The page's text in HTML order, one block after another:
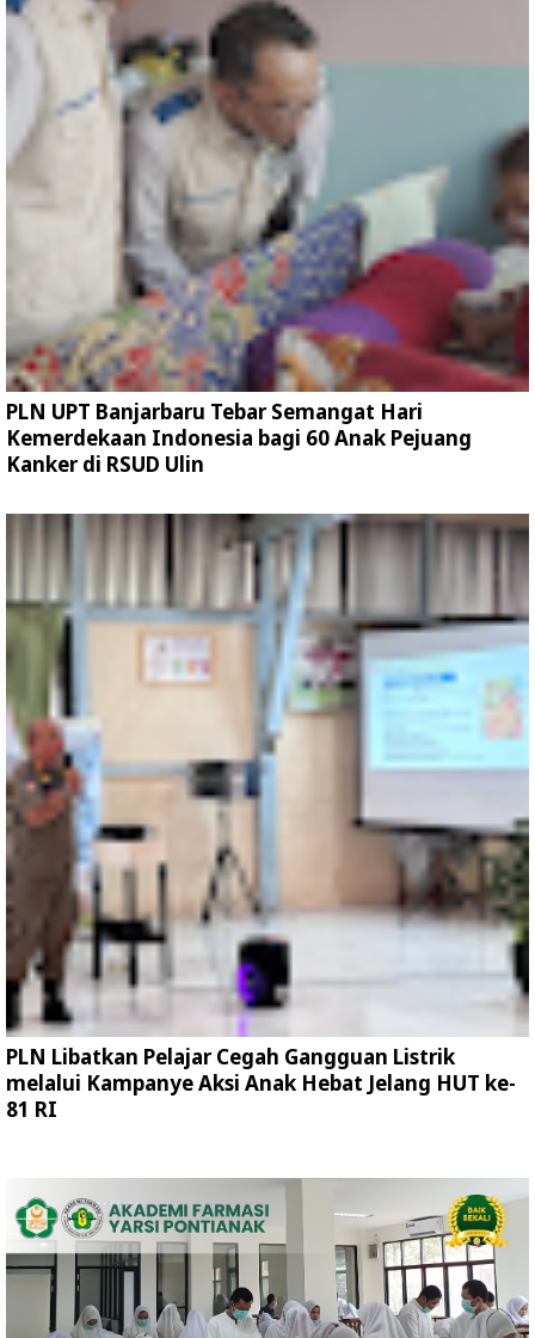
PLN UPT Banjarbaru Tebar Semangat Hari
Kemerdekaan Indonesia bagi 60 Anak Pejuang
Kanker di RSUD Ulin
PLN Libatkan Pelajar Cegah Gangguan Listrik
melalui Kampanye Aksi Anak Hebat Jelang HUT ke-
81 RI